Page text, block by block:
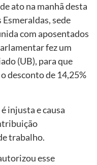
ato na manhã desta
sede
com aposentados
fez um
(UB), para que
desconto de 14,25%
injusta e causa
trabalho.
esse